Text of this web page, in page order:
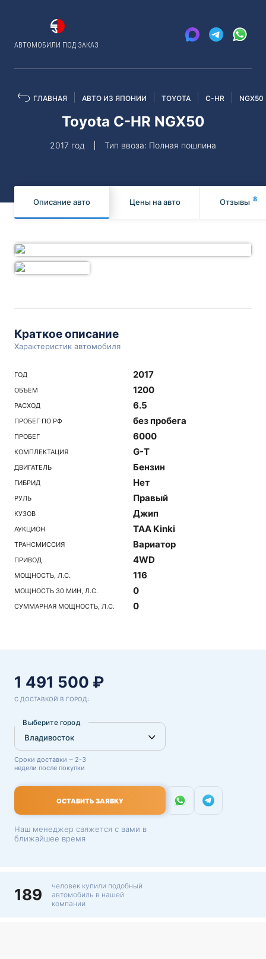
АВТОМОБИЛИ ПОД ЗАКАЗ
ГЛАВНАЯ АВТО ИЗ ЯПОНИИ TOYOTA C-HR NGX50
Toyota C-HR NGX50
2017 год Тип ввоза: Полная пошлина
Описание авто Цены на авто Отзывы 8
Краткое описание
Характеристик автомобиля
ГОД 2017
ОБЪЕМ 1200
РАСХОД 6.5
ПРОБЕГ ПО РФ без пробега
ПРОБЕГ 6000
КОМПЛЕКТАЦИЯ G-T
ДВИГАТЕЛЬ Бензин
ГИБРИД Нет
РУЛЬ Правый
КУЗОВ Джип
АУКЦИОН TAA Kinki
ТРАНСМИССИЯ Вариатор
ПРИВОД 4WD
МОЩНОСТЬ, Л.С. 116
МОЩНОСТЬ 30 МИН, Л.С. 0
СУММАРНАЯ МОЩНОСТЬ, Л.С. 0
1 491 500 ₽
С ДОСТАВКОЙ В ГОРОД:
Выберите город
Сроки доставки ~ 2-3
недели после покупки
ОСТАВИТЬ ЗАЯВКУ
Наш менеджер свяжется с вами в
ближайшее время
189
человек купили подобный
автомобиль в нашей
компании